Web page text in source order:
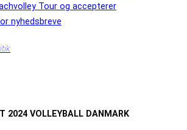
Tour og accepterer
nyhedsbreve
2024 VOLLEYBALL DANMARK